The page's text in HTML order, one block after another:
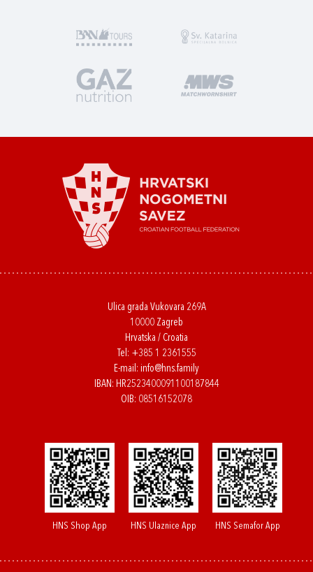
Ulica grada Vukovara 269A
10000 Zagreb
Hrvatska / Croatia
Tel: +385 1 2361555
E-mail: info@hns.family
IBAN: HR2523400091100187844
OIB: 08516152078
HNS Shop App HNS Ulaznice App HNS Semafor App